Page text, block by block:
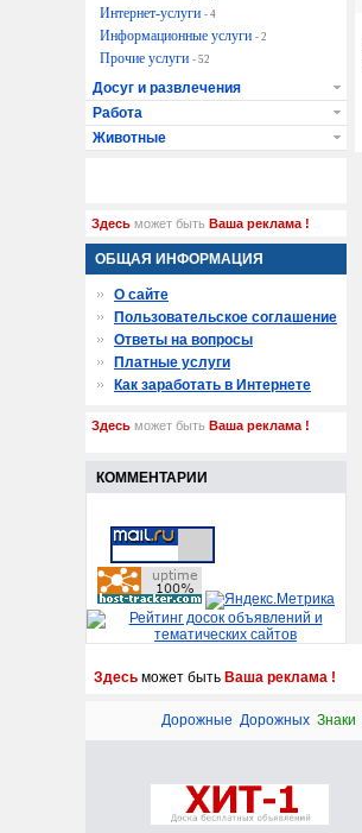
Интернет-услуги - 4
Информационные услуги - 2
Прочие услуги - 52
Досуг и развлечения
Работа
Животные
Здесь может быть Ваша реклама !
ОБЩАЯ ИНФОРМАЦИЯ
О сайте
Пользовательское соглашение
Ответы на вопросы
Платные услуги
Как заработать в Интернете
Здесь может быть Ваша реклама !
КОММЕНТАРИИ
Здесь может быть Ваша реклама !
Дорожные Дорожных Знаки